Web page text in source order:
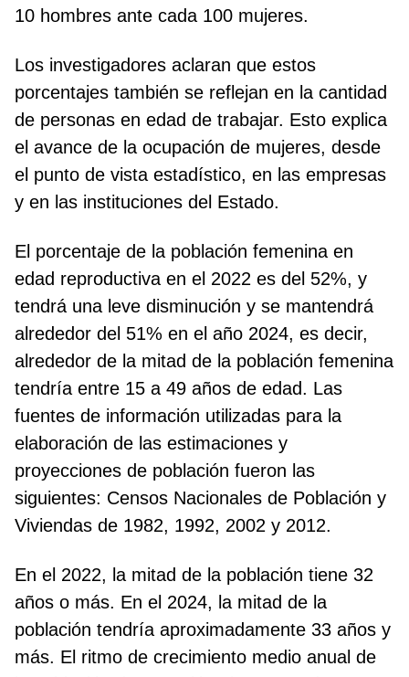
10 hombres ante cada 100 mujeres.
Los investigadores aclaran que estos
porcentajes también se reflejan en la cantidad
de personas en edad de trabajar. Esto explica
el avance de la ocupación de mujeres, desde
el punto de vista estadístico, en las empresas
y en las instituciones del Estado.
El porcentaje de la población femenina en
edad reproductiva en el 2022 es del 52%, y
tendrá una leve disminución y se mantendrá
alrededor del 51% en el año 2024, es decir,
alrededor de la mitad de la población femenina
tendría entre 15 a 49 años de edad. Las
fuentes de información utilizadas para la
elaboración de las estimaciones y
proyecciones de población fueron las
siguientes: Censos Nacionales de Población y
Viviendas de 1982, 1992, 2002 y 2012.
En el 2022, la mitad de la población tiene 32
años o más. En el 2024, la mitad de la
población tendría aproximadamente 33 años y
más. El ritmo de crecimiento medio anual de